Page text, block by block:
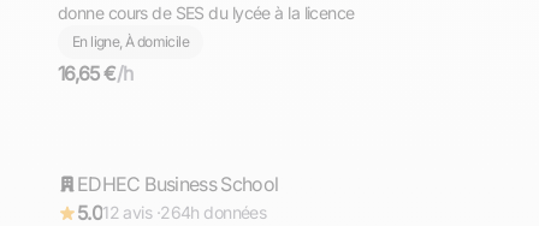
donne cours de SES du lycée à la licence
En ligne, À domicile
16,65 €/h
Répond rapidement
EDHEC Business School
5.012 avis ·264h données